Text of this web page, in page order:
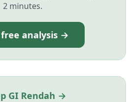
2 minutes.
analysis →
GI Rendah →